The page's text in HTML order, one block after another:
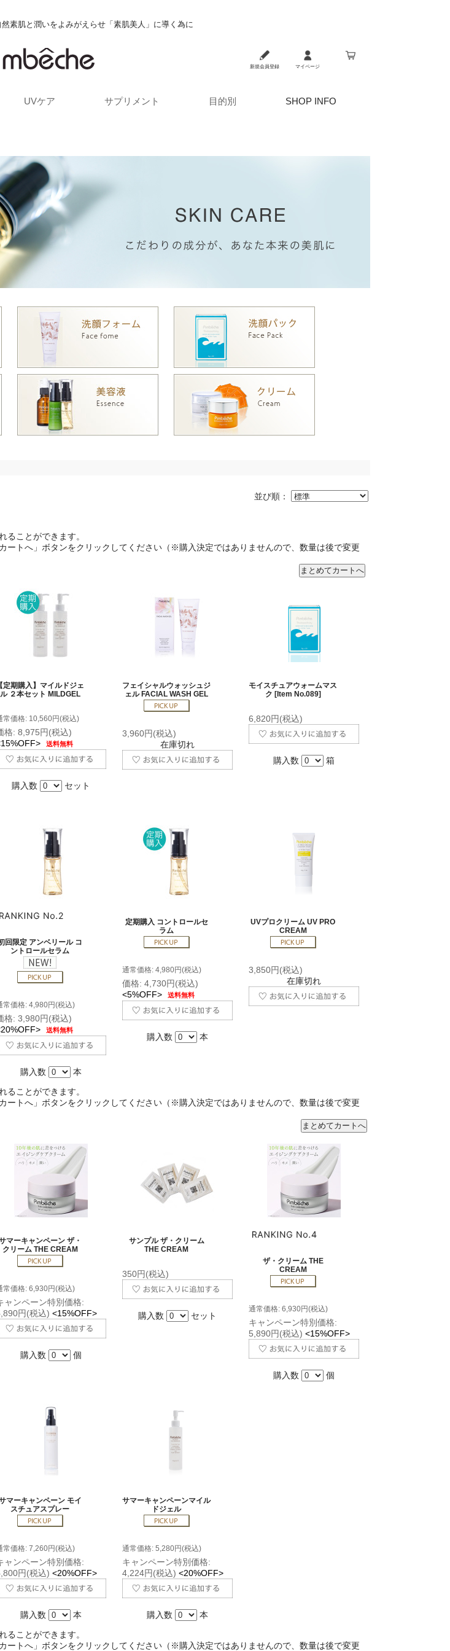
素肌と潤いをよみがえらせ「素肌美人」に導く為に
新規会員登録 マイページ
UVケア サプリメント 目的別 SHOP INFO
並び順：
ることができます。
ートへ」ボタンをクリックしてください（※購入決定ではありませんので、数量は後で変更
【定期購入】マイルドジェ
ル ２本セット MILDGEL
常価格: 10,560円(税込)
格: 8,975円(税込)
送料無料
購入数 セット
フェイシャルウォッシュジ
ェル FACIAL WASH GEL
3,960円(税込)
在庫切れ
モイスチュアウォームマス
ク [Item No.089]
6,820円(税込)
購入数 箱
回限定 アンベリール コ
ントロールセラム
常価格: 4,980円(税込)
格: 3,980円(税込)
送料無料
購入数 本
定期購入 コントロールセ
ラム
通常価格: 4,980円(税込)
価格: 4,730円(税込)
<5%OFF>
送料無料
購入数 本
UVプロクリーム UV PRO
CREAM
3,850円(税込)
在庫切れ
ることができます。
ートへ」ボタンをクリックしてください（※購入決定ではありませんので、数量は後で変更
マーキャンペーン ザ・
クリーム THE CREAM
常価格: 6,930円(税込)
ャンペーン特別価格:
円(税込) <15%OFF>
購入数 個
サンプル ザ・クリーム
THE CREAM
350円(税込)
購入数 セット
ザ・クリーム THE
CREAM
通常価格: 6,930円(税込)
キャンペーン特別価格:
5,890円(税込) <15%OFF>
購入数 個
マーキャンペーン モイ
スチュアスプレー
常価格: 7,260円(税込)
ャンペーン特別価格:
円(税込) <20%OFF>
購入数 本
サマーキャンペーンマイル
ドジェル
通常価格: 5,280円(税込)
キャンペーン特別価格:
4,224円(税込) <20%OFF>
購入数
本
ることができます。
ートへ」ボタンをクリックしてください（※購入決定ではありませんので、数量は後で変更